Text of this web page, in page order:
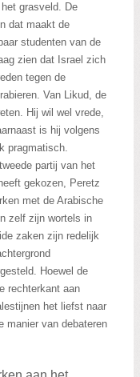
grasveld. De
dat maakt de
studenten van de
zien dat Israel zich
tegen de
Van Likud, de
Hij wil wel vrede,
is hij volgens
pragmatisch.
partij van het
gekozen, Peretz
met de Arabische
zelf zijn wortels in
zaken zijn redelijk
Hoewel de
rechterkant aan
het liefst naar
manier van debateren